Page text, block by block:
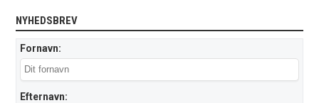
NYHEDSBREV
Fornavn:
Efternavn: